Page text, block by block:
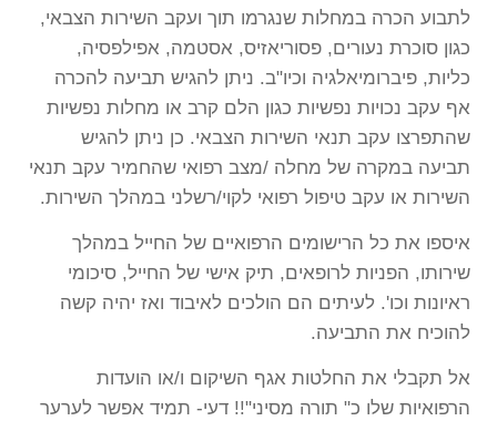
לתבוע הכרה במחלות שנגרמו תוך ועקב השירות הצבאי,
כגון סוכרת נעורים, פסוריאזיס, אסטמה, אפילפסיה,
כליות, פיברומיאלגיה וכיו"ב. ניתן להגיש תביעה להכרה
אף עקב נכויות נפשיות כגון הלם קרב או מחלות נפשיות
שהתפרצו עקב תנאי השירות הצבאי. כן ניתן להגיש
תביעה במקרה של מחלה /מצב רפואי שהחמיר עקב תנאי
השירות או עקב טיפול רפואי לקוי/רשלני במהלך השירות.
איספו את כל הרישומים הרפואיים של החייל במהלך
שירותו, הפניות לרופאים, תיק אישי של החייל, סיכומי
ראיונות וכו'. לעיתים הם הולכים לאיבוד ואז יהיה קשה
להוכיח את התביעה.
אל תקבלי את החלטות אגף השיקום ו/או הועדות
הרפואיות שלו כ" תורה מסיני"!! דעי- תמיד אפשר לערער